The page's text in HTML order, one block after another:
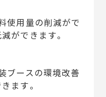
使用量の削減がで
ができます。
ブースの環境改善
ます。